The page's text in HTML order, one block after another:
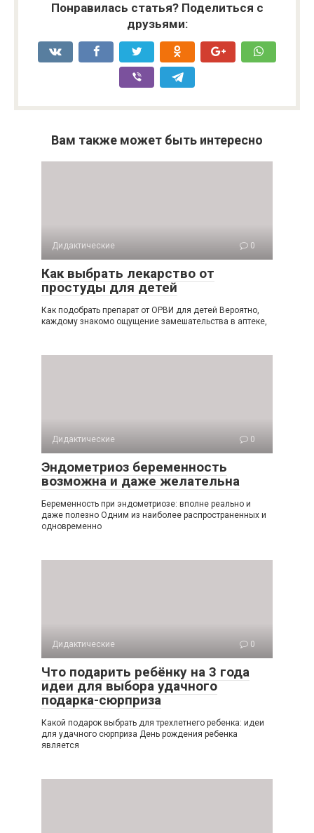
Понравилась статья? Поделиться с
друзьями:
Вам также может быть интересно
Дидактические 0
Как выбрать лекарство от
простуды для детей
Как подобрать препарат от ОРВИ для детей Вероятно,
каждому знакомо ощущение замешательства в аптеке,
Дидактические 0
Эндометриоз беременность
возможна и даже желательна
Беременность при эндометриозе: вполне реально и
даже полезно Одним из наиболее распространенных и
одновременно
Дидактические 0
Что подарить ребёнку на 3 года
идеи для выбора удачного
подарка-сюрприза
Какой подарок выбрать для трехлетнего ребенка: идеи
для удачного сюрприза День рождения ребенка
является